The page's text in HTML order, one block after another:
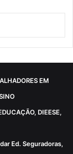
EM
DIEESE,
Ed. Seguradoras,